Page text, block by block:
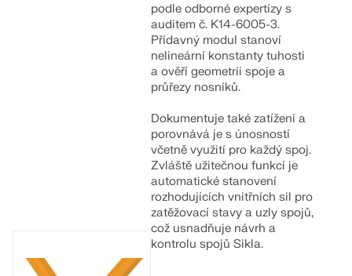
podle odborné expertízy s
auditem č. K14-6005-3.
Přídavný modul stanoví
nelineární konstanty tuhosti
a ověří geometrii spoje a
průřezy nosníků.
Dokumentuje také zatížení a
porovnává je s únosností
včetně využití pro každý spoj.
Zvláště užitečnou funkcí je
automatické stanovení
rozhodujících vnitřních sil pro
zatěžovací stavy a uzly spojů,
což usnadňuje návrh a
kontrolu spojů Sikla.